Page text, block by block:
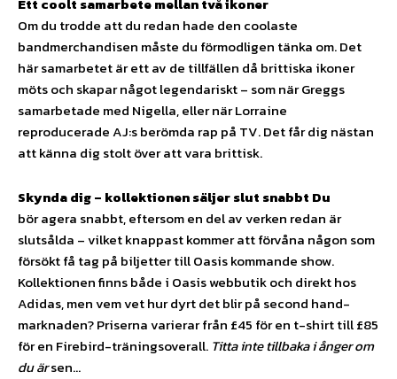
Om du trodde att du redan hade den coolaste
bandmerchandisen måste du förmodligen tänka om. Det
här samarbetet är ett av de tillfällen då brittiska ikoner
möts och skapar något legendariskt – som när Greggs
samarbetade med Nigella, eller när Lorraine
reproducerade AJ:s berömda rap på TV. Det får dig nästan
att känna dig stolt över att vara brittisk.
Skynda dig – kollektionen säljer slut snabbt Du
bör agera snabbt, eftersom en del av verken redan är
slutsålda – vilket knappast kommer att förvåna någon som
försökt få tag på biljetter till Oasis kommande show.
Kollektionen finns både i Oasis webbutik och direkt hos
Adidas, men vem vet hur dyrt det blir på second hand-
marknaden? Priserna varierar från £45 för en t-shirt till £85
för en Firebird-träningsoverall. Titta inte tillbaka i ånger om
du ärsen…